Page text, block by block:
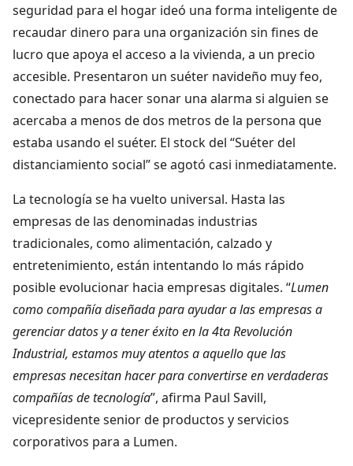
seguridad para el hogar ideó una forma inteligente de
recaudar dinero para una organización sin fines de
lucro que apoya el acceso a la vivienda, a un precio
accesible. Presentaron un suéter navideño muy feo,
conectado para hacer sonar una alarma si alguien se
acercaba a menos de dos metros de la persona que
estaba usando el suéter. El stock del “Suéter del
distanciamiento social” se agotó casi inmediatamente.
La tecnología se ha vuelto universal. Hasta las
empresas de las denominadas industrias
tradicionales, como alimentación, calzado y
entretenimiento, están intentando lo más rápido
posible evolucionar hacia empresas digitales. “Lumen
como compañía diseñada para ayudar a las empresas a
gerenciar datos y a tener éxito en la 4ta Revolución
Industrial, estamos muy atentos a aquello que las
empresas necesitan hacer para convertirse en verdaderas
compañías de tecnología”, afirma Paul Savill,
vicepresidente senior de productos y servicios
corporativos para a Lumen.